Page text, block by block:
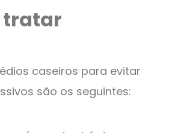
tratar
caseiros para evitar
são os seguintes: